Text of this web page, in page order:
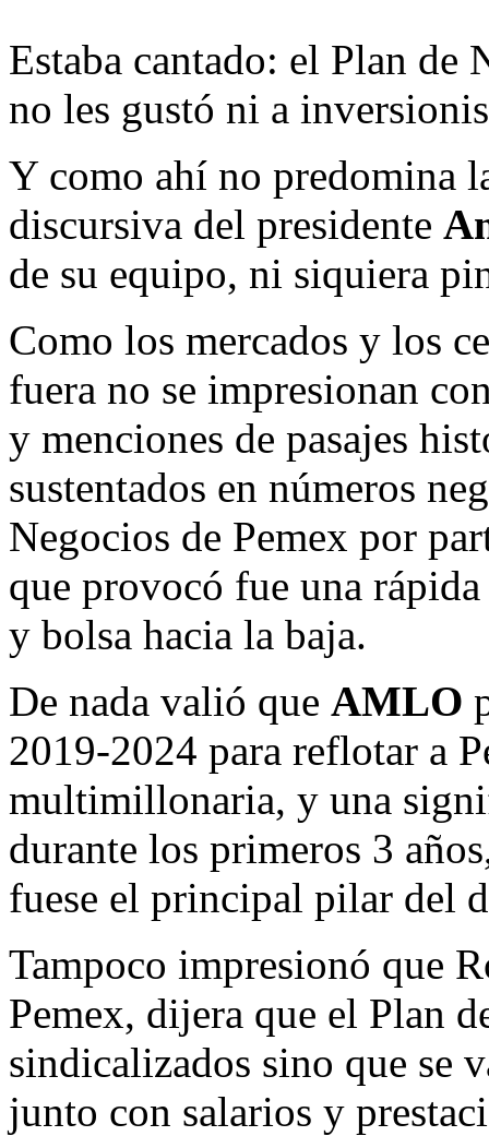
Estaba cantado: el Plan de
no les gustó ni a
Y como ahí no predomina
discursiva del presidente
de su equipo, ni siquiera
Como los mercados y los
fuera no se impresionan
y menciones de pasajes
sustentados en números
Negocios de Pemex por
que provocó fue una
y bolsa hacia la baja.
De nada valió que AMLO
2019-2024 para reflotar a
multimillonaria, y una
durante los primeros 3
fuese el principal pilar del
Tampoco impresionó que
Pemex, dijera que el Plan
sindicalizados sino que se
junto con salarios y